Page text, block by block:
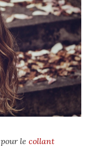
pour le collant